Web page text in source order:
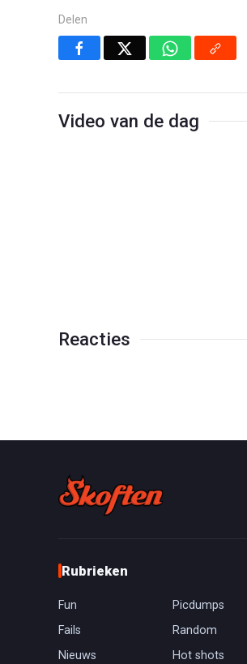
Delen
Video van de dag
Reacties
Rubrieken
Fun
Picdumps
Fails
Random
Nieuws
Hot shots